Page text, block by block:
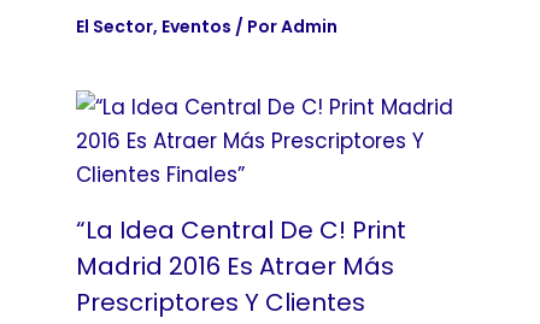
El Sector, Eventos / PorAdmin
“La Idea Central De C! Print
Madrid 2016 Es Atraer Más
Prescriptores Y Clientes